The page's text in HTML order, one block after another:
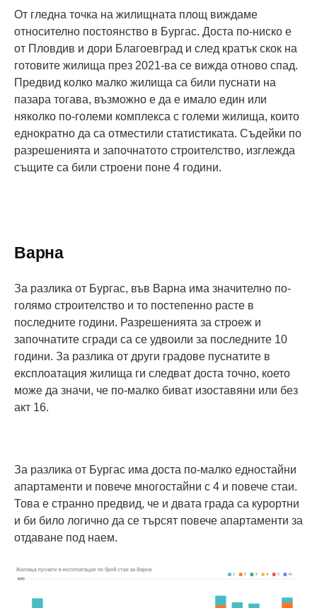
От гледна точка на жилищната площ виждаме
относително постоянство в Бургас. Доста по-ниско е
от Пловдив и дори Благоевград и след кратък скок на
готовите жилища през 2021-ва се вижда отново спад.
Предвид колко малко жилища са били пуснати на
пазара тогава, възможно е да е имало един или
няколко по-големи комплекса с големи жилища, които
еднократно да са отместили статистиката. Съдейки по
разрешенията и започнатото строителство, изглежда
същите са били строени поне 4 години.
Варна
За разлика от Бургас, във Варна има значително по-
голямо строителство и то постепенно расте в
последните години. Разрешенията за строеж и
започнатите сгради са се удвоили за последните 10
години. За разлика от други градове пуснатите в
експлоатация жилища ги следват доста точно, което
може да значи, че по-малко биват изоставяни или без
акт 16.
За разлика от Бургас има доста по-малко едностайни
апартаменти и повече многостайни с 4 и повече стаи.
Това е странно предвид, че и двата града са курортни
и би било логично да се търсят повече апартаменти за
отдаване под наем.